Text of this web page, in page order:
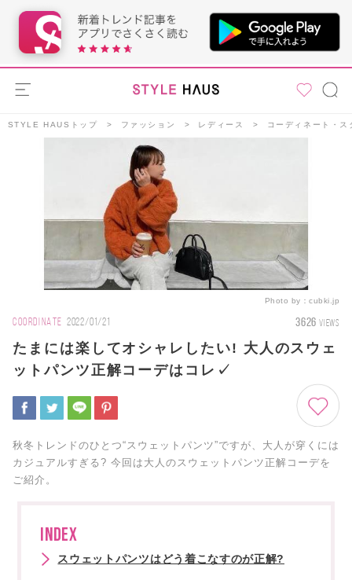
STYLE HAUSトップ ファッション レディース コーディネート・ス
Photo by： cubki.jp
COORDINATE 2022/01/21 3626 VIEWS
たまには楽してオシャレしたい! 大人のスウェ
ットパンツ正解コーデはコレ✓
秋冬トレンドのひとつ“スウェットパンツ”ですが、大人が穿くには
カジュアルすぎる? 今回は大人のスウェットパンツ正解コーデを
ご紹介。
INDEX
スウェットパンツはどう着こなすのが正解?